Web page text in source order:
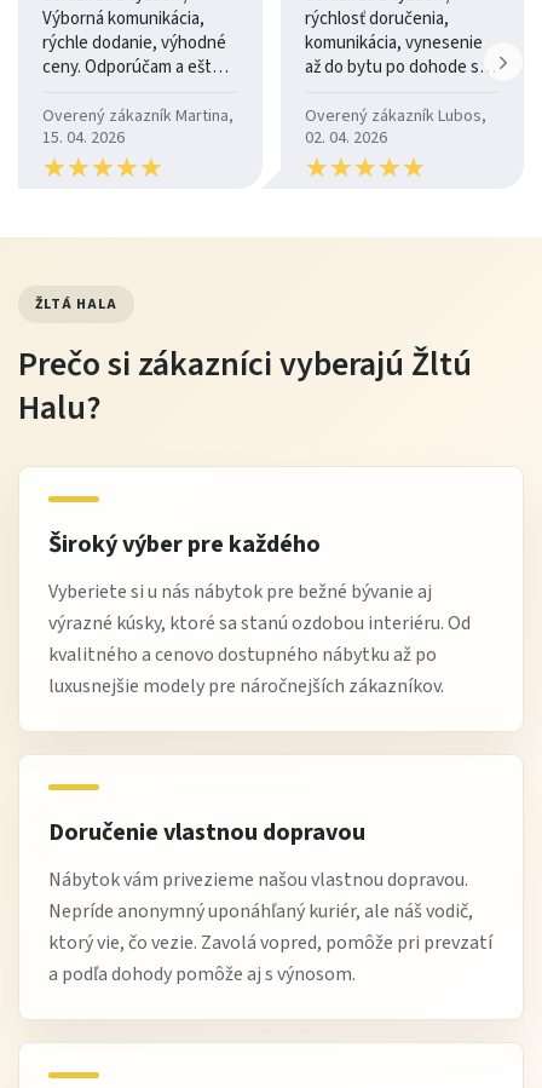
ani po rokoch používania.
Údržba
povrch pravidelne utierajte vlhkou handričkou
používajtejemné čistiace prostriedky
vyhýbajte sa agresívnym chemikáliám
Tip od Žltej Haly
Ak chcete jedálenský stôl Max V ešte viac zvýrazniť,
doplňte ho kontrastnými stoličkami alebo výrazným
centrum celej jedálne.
Výhody nákupu na Žltej Hale
overená kvalita nábytku od spoľahlivých výrobcov
výborný pomercena / výkon
možnosť platby až po dodaní podľa podmienok
objednávke
Najčastejšie otázky
Je stôl vhodný na každodenné používanie?
Áno, je navrhnutý na bežné každodenné stolovanie.
Pre koľko osôb je vhodný?
Vhodný je pre rodinné stolovanie v bežnej domácnosti.
Výborná komunikácia,
rýchle dodanie, výhodné
ceny. Odporúčam a ešte
Overený zákazník Martina,
15. 04. 2026
★★★★★
★★★★★
rýchlosť doručenia,
komunikácia, vynesenie
až do bytu po dohode so
Overený zákazník Lubos,
02. 04. 2026
★★★★★
★★★★★
ŽLTÁ HALA
Prečo si zákazníci vyberajú Žltú
Halu?
Široký výber pre každého
Vyberiete si u nás nábytok pre bežné bývanie aj
výrazné kúsky, ktoré sa stanú ozdobou interiéru. Od
kvalitného a cenovo dostupného nábytku až po
luxusnejšie modely pre náročnejších zákazníkov.
Doručenie vlastnou dopravou
Nábytok vám privezieme našou vlastnou dopravou.
Nepríde anonymný uponáhľaný kuriér, ale náš vodič,
ktorý vie, čo vezie. Zavolá vopred, pomôže pri prevzatí
a podľa dohody pomôže aj s výnosom.